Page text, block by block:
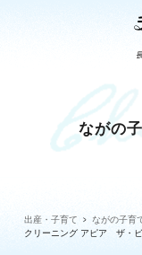
ながの
出産・子育て
ながの子育
クリーニング アピア ザ・